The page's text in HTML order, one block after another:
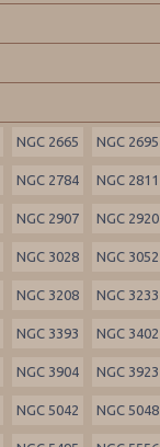
NGC 2665 NGC 2695
NGC 2784 NGC 2811
NGC 2907 NGC 2920
NGC 3028 NGC 3052
NGC 3208 NGC 3233
NGC 3393 NGC 3402
NGC 3904 NGC 3923
NGC 5042 NGC 5048